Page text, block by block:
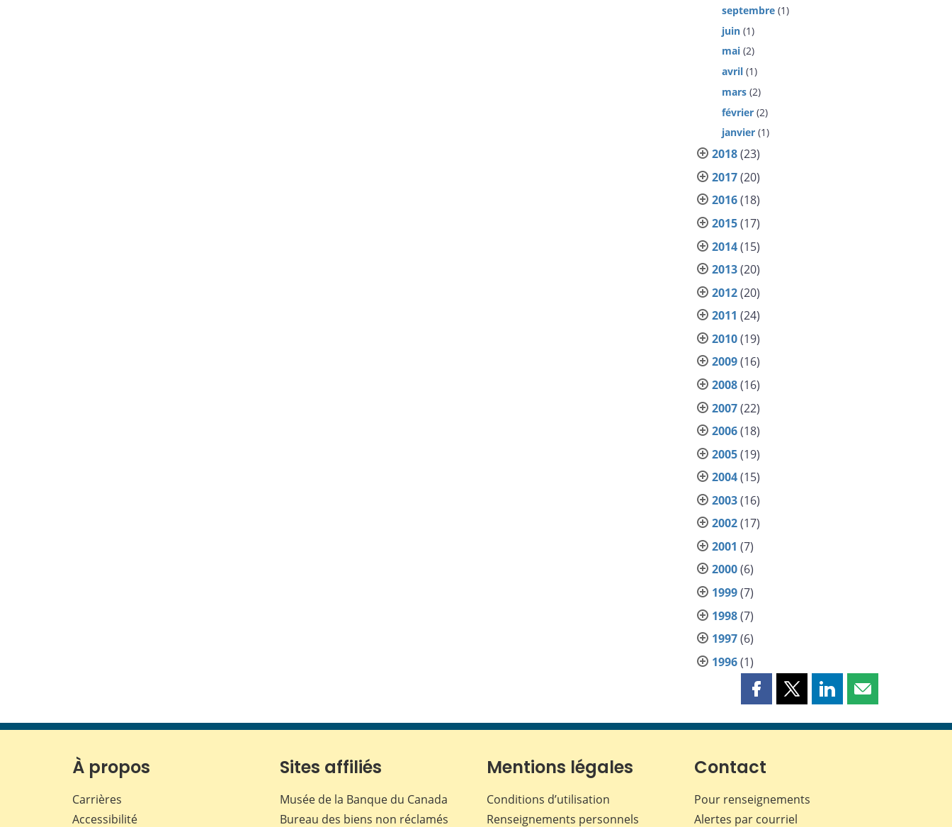
septembre (1)
juin (1)
mai (2)
avril (1)
mars (2)
février (2)
janvier (1)
2018(23)
2017(20)
2016(18)
2015(17)
2014(15)
2013(20)
2012(20)
2011 (24)
2010(19)
2009(16)
2008(16)
2007(22)
2006(18)
2005(19)
2004(15)
2003(16)
2002(17)
2001 (7)
2000(6)
1999(7)
1998(7)
1997(6)
1996(1)
Partager
page
Facebook
Partager
page
Partager
page
Partager
page
À propos
Carrières
Accessibilité
Sites affiliés
Musée de la Banque du Canada
Bureau des biens non réclamés
Mentions légales
Conditions d’utilisation
Renseignements personnels
Contact
Pour renseignements
Alertes par courriel